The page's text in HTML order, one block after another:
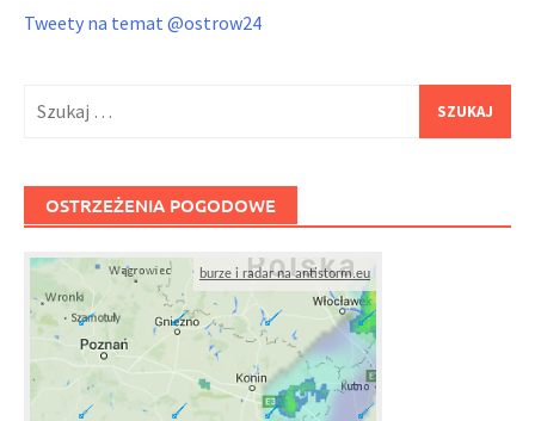
Tweety na temat @ostrow24
OSTRZEŻENIA POGODOWE
burze i radar na antistorm.eu